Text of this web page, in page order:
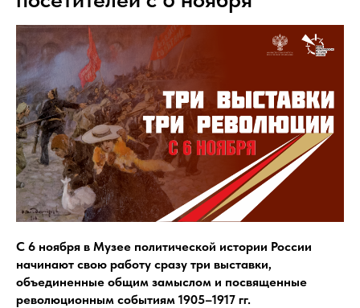
С 6 ноября в Музее политической истории России
начинают свою работу сразу три выставки,
объединенные общим замыслом и посвященные
революционным событиям 1905–1917 гг.